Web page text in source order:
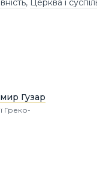
, Церква і
Гузар
Греко-